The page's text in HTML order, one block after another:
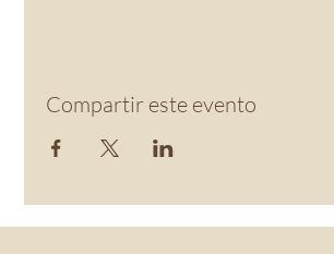
Compartir este evento